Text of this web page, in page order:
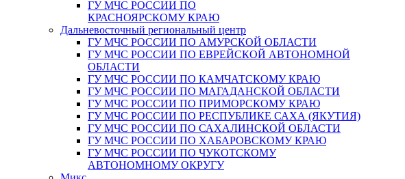
ГУ МЧС РОССИИ ПО
КРАСНОЯРСКОМУ КРАЮ
Дальневосточный региональный центр
ГУ МЧС РОССИИ ПО АМУРСКОЙ ОБЛАСТИ
ГУ МЧС РОССИИ ПО ЕВРЕЙСКОЙ АВТОНОМНОЙ
ОБЛАСТИ
ГУ МЧС РОССИИ ПО КАМЧАТСКОМУ КРАЮ
ГУ МЧС РОССИИ ПО МАГАДАНСКОЙ ОБЛАСТИ
ГУ МЧС РОССИИ ПО ПРИМОРСКОМУ КРАЮ
ГУ МЧС РОССИИ ПО РЕСПУБЛИКЕ САХА (ЯКУТИЯ)
ГУ МЧС РОССИИ ПО САХАЛИНСКОЙ ОБЛАСТИ
ГУ МЧС РОССИИ ПО ХАБАРОВСКОМУ КРАЮ
ГУ МЧС РОССИИ ПО ЧУКОТСКОМУ
АВТОНОМНОМУ ОКРУГУ